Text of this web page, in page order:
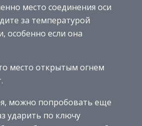
место соединения оси
за температурой
особенно если она
место открытым огнем
можно попробовать еще
ударить по ключу